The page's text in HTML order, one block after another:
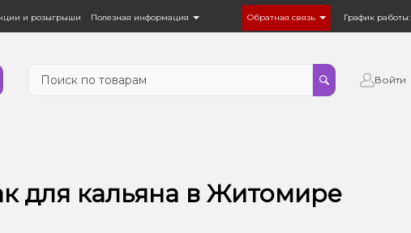
и розыгрыши Полезная информация Обратная связь График работы:
Войти
для кальяна в Житомире